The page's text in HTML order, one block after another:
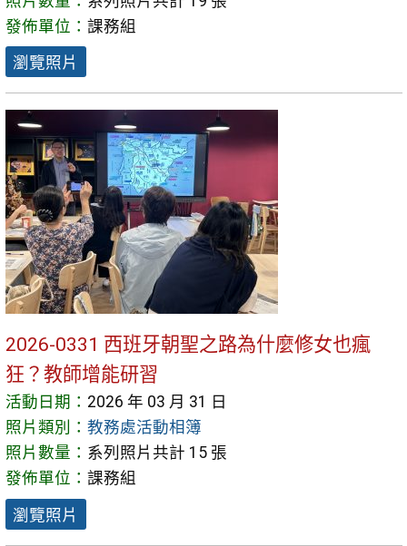
發佈單位： 課務組
瀏覽照片
2026-0331 西班牙朝聖之路為什麼修女也瘋
狂？教師增能研習
活動日期： 2026 年 03 月 31 日
照片類別： 教務處活動相簿
照片數量： 系列照片共計 15 張
發佈單位： 課務組
瀏覽照片